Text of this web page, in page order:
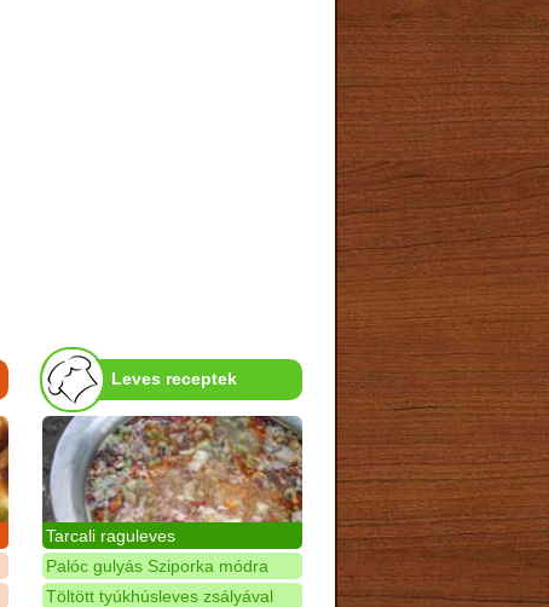
Leves receptek
Tarcali raguleves
Palóc gulyás Sziporka módra
Töltött tyúkhúsleves zsályával